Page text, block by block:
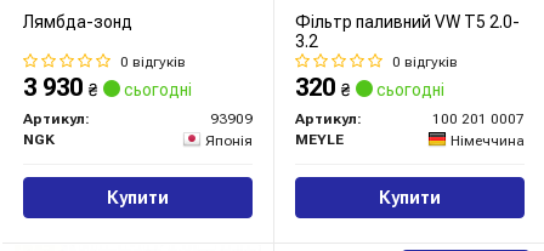
Лямбда-зонд
0 відгуків
3 930 ₴ сьогодні
Артикул:
93909
NGK
Японія
Купити
Фільтр паливний VW T5 2.0-
3.2
0 відгуків
320 ₴ сьогодні
Артикул:
100 201 0007
MEYLE
Німеччина
Купити